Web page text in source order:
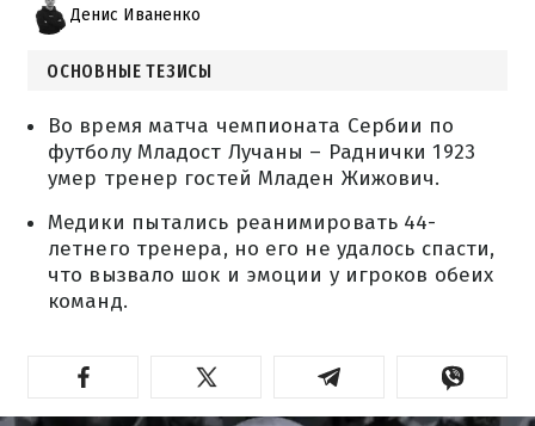
Денис Иваненко
ОСНОВНЫЕ ТЕЗИСЫ
Во время матча чемпионата Сербии по
футболу Младост Лучаны – Раднички 1923
умер тренер гостей Младен Жижович.
Медики пытались реанимировать 44-
летнего тренера, но его не удалось спасти,
что вызвало шок и эмоции у игроков обеих
команд.